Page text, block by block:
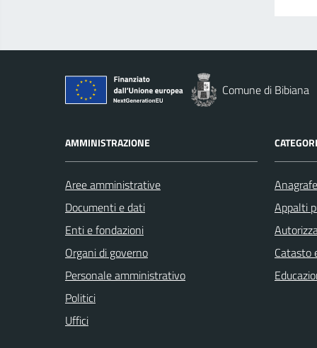
Comune di Bibiana
AMMINISTRAZIONE
Aree amministrative
Documenti e dati
Enti e fondazioni
Organi di governo
Personale amministrativo
Politici
Uffici
Appalti
Catasto